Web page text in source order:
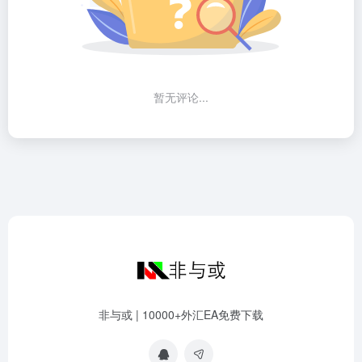
暂无评论...
非与或 | 10000+外汇EA免费下载